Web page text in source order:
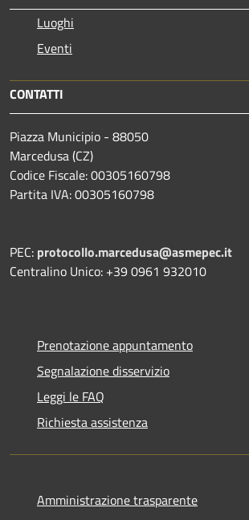
Luoghi
Eventi
CONTATTI
Piazza Municipio - 88050
Marcedusa (CZ)
Codice Fiscale: 00305160798
Partita IVA: 00305160798
PEC: protocollo.marcedusa@asmepec.it
Centralino Unico: +39 0961 932010
Prenotazione appuntamento
Segnalazione disservizio
Leggi le FAQ
Richiesta assistenza
Amministrazione trasparente